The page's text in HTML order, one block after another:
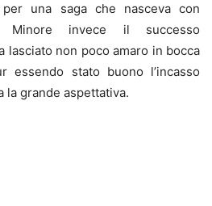
una saga che nasceva con
Minore invece il successo
lasciato non poco amaro in bocca
essendo stato buono l’incasso
la grande aspettativa.